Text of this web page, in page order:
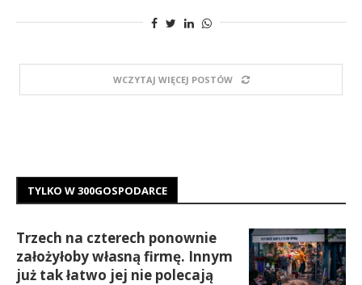
WCZYTAJ WIĘCEJ POSTÓW
TYLKO W 300GOSPODARCE
Trzech na czterech ponownie
założyłoby własną firmę. Innym
już tak łatwo jej nie polecają